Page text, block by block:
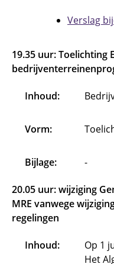
Verslag
19.35 uur: Toelichting
Inhoud:
Vorm:
Bijlage: -
20.05 uur: wijziging
MRE vanwege
regelingen
Inhoud:
Op 1
Het